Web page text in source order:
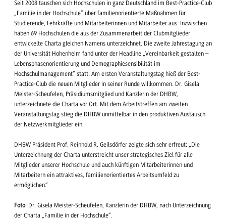
Seit 2008 tauschen sich Hochschulen in ganz Deutschland im Best-Practice-Club
„Familie in der Hochschule“ über familienorientierte Maßnahmen für
Studierende, Lehrkräfte und Mitarbeiterinnen und Mitarbeiter aus. Inzwischen
haben 69 Hochschulen die aus der Zusammenarbeit der Clubmitglieder
entwickelte Charta gleichen Namens unterzeichnet. Die zweite Jahrestagung an
der Universität Hohenheim fand unter der Headline „Vereinbarkeit gestalten –
Lebensphasenorientierung und Demographiesensibilität im
Hochschulmanagement“ statt. Am ersten Veranstaltungstag hieß der Best-
Practice-Club die neuen Mitglieder in seiner Runde willkommen. Dr. Gisela
Meister-Scheufelen, Präsidiumsmitglied und Kanzlerin der DHBW,
unterzeichnete die Charta vor Ort. Mit dem Arbeitstreffen am zweiten
Veranstaltungstag stieg die DHBW unmittelbar in den produktiven Austausch
der Netzwerkmitglieder ein.
DHBW Präsident Prof. Reinhold R. Geilsdörfer zeigte sich sehr erfreut: „Die
Unterzeichnung der Charta unterstreicht unser strategisches Ziel für alle
Mitglieder unserer Hochschule und auch künftigen Mitarbeiterinnen und
Mitarbeitern ein attraktives, familienorientiertes Arbeitsumfeld zu
ermöglichen.“
Foto: Dr. Gisela Meister-Scheufelen, Kanzlerin der DHBW, nach Unterzeichnung
der Charta „Familie in der Hochschule“.